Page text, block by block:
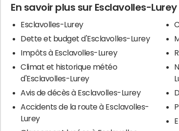
En savoir plus sur Esclavolles-Lurey
Esclavolles-Lurey
Dette et budget d'Esclavolles-Lurey
Impôts à Esclavolles-Lurey
Climat et historique météo
d'Esclavolles-Lurey
Avis de décès à Esclavolles-Lurey
Accidents de la route à Esclavolles-
Lurey